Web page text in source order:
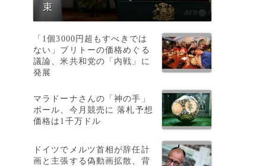
束
「1個3000円超もすべきでは
ない」ブリトーの価格めぐる
議論、米共和党の「内戦」に
発展
マラドーナさんの「神の手」
ボール、今月競売に 落札予想
価格は1千万ドル
ドイツでメルツ首相が辞任計
画と主張する偽動画拡散、背